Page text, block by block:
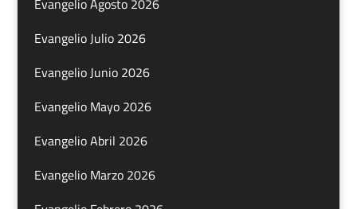
Evangelio Agosto 2026
Evangelio Julio 2026
Evangelio Junio 2026
Evangelio Mayo 2026
Evangelio Abril 2026
Evangelio Marzo 2026